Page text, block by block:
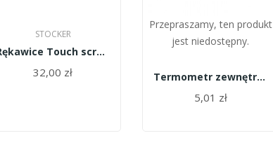
STOCKER
Rękawice Touch screen STOCKER roz.XL
32,00 zł
Przepraszamy, ten produkt
jest niedostępny.
Termometr zewnętrzny Terdens 0440
5,01 zł